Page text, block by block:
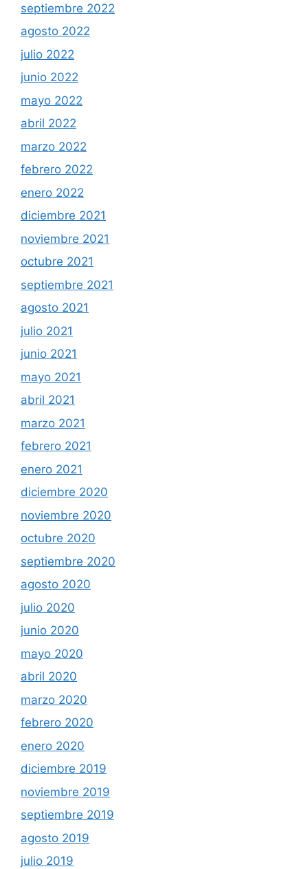
septiembre 2022
agosto 2022
julio 2022
junio 2022
mayo 2022
abril 2022
marzo 2022
febrero 2022
enero 2022
diciembre 2021
noviembre 2021
octubre 2021
septiembre 2021
agosto 2021
julio 2021
junio 2021
mayo 2021
abril 2021
marzo 2021
febrero 2021
enero 2021
diciembre 2020
noviembre 2020
octubre 2020
septiembre 2020
agosto 2020
julio 2020
junio 2020
mayo 2020
abril 2020
marzo 2020
febrero 2020
enero 2020
diciembre 2019
noviembre 2019
septiembre 2019
agosto 2019
julio 2019